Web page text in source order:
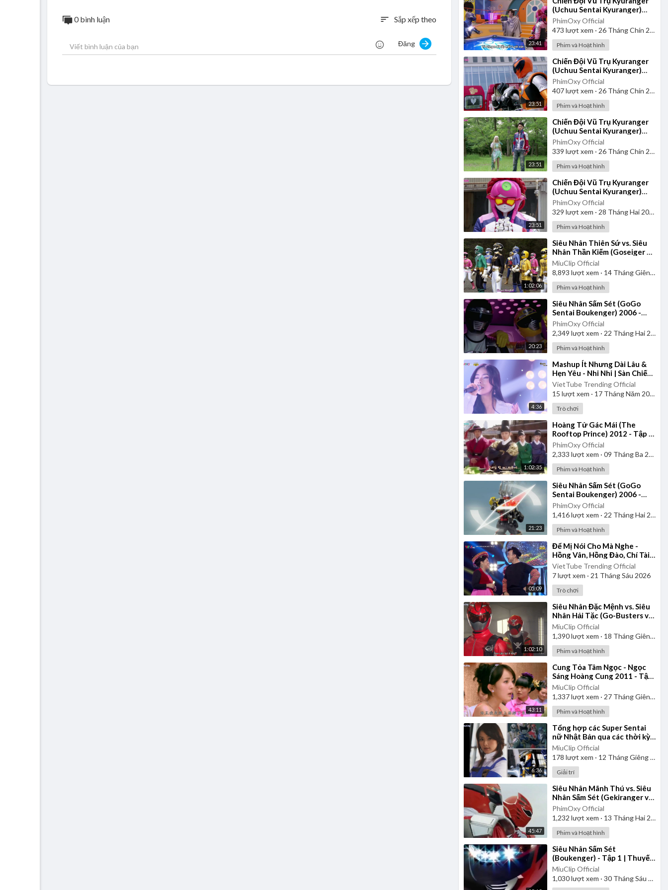
23:41
(Uchuu Sentai Kyuranger)
2017 - Tập 20 | Vietsub
PhimOxy Official
473 lượt xem · 26 Tháng Chín 2025
Phim và Hoạt hình
23:51
⁣Chiến Đội Vũ Trụ Kyuranger
(Uchuu Sentai Kyuranger)
2017 - Tập 13 | Thuyết Minh
PhimOxy Official
407lượt xem · 26 Tháng Chín 2025
Phim và Hoạt hình
23:51
⁣Chiến Đội Vũ Trụ Kyuranger
(Uchuu Sentai Kyuranger)
2017 - Tập 19 | Thuyết Minh
PhimOxy Official
339 lượt xem · 26 Tháng Chín 2025
Phim và Hoạt hình
23:51
⁣Chiến Đội Vũ Trụ Kyuranger
(Uchuu Sentai Kyuranger)
2017 - Tập 4 | Thuyết Minh
PhimOxy Official
329 lượt xem · 28 Tháng Hai 2025
Phim và Hoạt hình
1:02:06
⁣Siêu Nhân Thiên Sứ vs. Siêu
Nhân Thần Kiếm (Goseiger vs.
Shinkenger) | Vietsub
MiuClip Official
8,893 lượt xem · 14 Tháng Giêng 2025
Phim và Hoạt hình
20:23
⁣Siêu Nhân Sấm Sét (GoGo
Sentai Boukenger) 2006 -
Tập 1 | Thuyết Minh
PhimOxy Official
2,349 lượt xem · 22 Tháng Hai 2025
Phim và Hoạt hình
4:36
⁣Mashup Ít Nhưng Dài Lâu &
Hẹn Yêu - Nhi Nhi | Sàn Chiến
Giọng Hát - Tập 8
VietTube Trending Official
15 lượt xem · 17 Tháng Năm 2026
Trò chơi
1:02:35
⁣Hoàng Tử Gác Mái (The
Rooftop Prince) 2012 - Tập 1
| Lồng Tiếng
PhimOxy Official
2,333 lượt xem · 09 Tháng Ba 2025
Phim và Hoạt hình
21:23
⁣Siêu Nhân Sấm Sét (GoGo
Sentai Boukenger) 2006 -
Tập 2 | Thuyết Minh
PhimOxy Official
1,416lượt xem · 22 Tháng Hai 2025
Phim và Hoạt hình
05:09
⁣Để Mị Nói Cho Mà Nghe -
Hồng Vân, Hồng Đào, Chí Tài |
Sàn Chiến Giọng Hát - Tập 10
VietTube Trending Official
7lượt xem · 21 Tháng Sáu 2026
Trò chơi
1:02:10
⁣Siêu Nhân Đặc Mệnh vs. Siêu
Nhân Hải Tặc (Go-Busters vs.
Gokaiger) | Vietsub
MiuClip Official
1,390lượt xem · 18 Tháng Giêng 2025
Phim và Hoạt hình
43:11
⁣Cung Tỏa Tâm Ngọc - Ngọc
Sáng Hoàng Cung 2011 - Tập
1 | Thuyết Minh
MiuClip Official
1,337lượt xem · 27 Tháng Giêng 2025
Phim và Hoạt hình
6:36
⁣Tổng hợp các Super Sentai
nữ Nhật Bản qua các thời kỳ
từ 1975-2013
MiuClip Official
178 lượt xem · 12 Tháng Giêng 2025
Giải trí
45:47
⁣Siêu Nhân Mãnh Thú vs. Siêu
Nhân Sấm Sét (Gekiranger vs.
Boukenger) 2008 | Vietsub
PhimOxy Official
1,232 lượt xem · 13 Tháng Hai 2025
Phim và Hoạt hình
⁣Siêu Nhân Sấm Sét
(Boukenger) - Tập 1 | Thuyết
Minh
MiuClip Official
1,030lượt xem · 30 Tháng Sáu 2025
0 bình luận sort Sắp xếp theo
Đăng